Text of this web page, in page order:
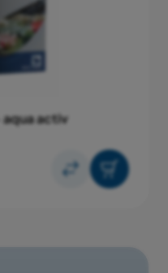
activ